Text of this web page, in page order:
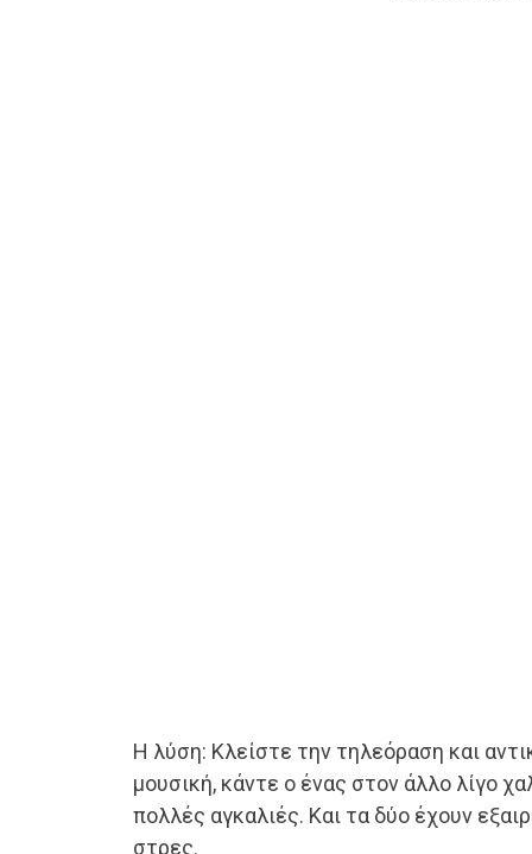
Η λύση: Κλείστε την τηλεόραση και
μουσική, κάντε ο ένας στον άλλο λίγο
πολλές αγκαλιές. Και τα δύο έχουν
στρες.